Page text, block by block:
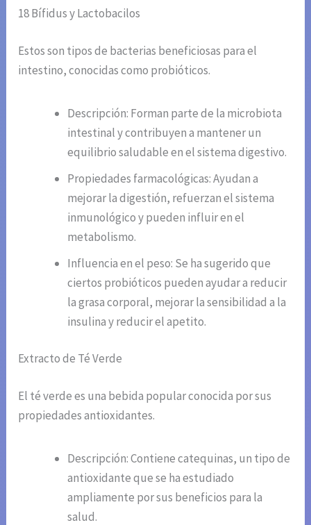
18 Bífidus y Lactobacilos
Estos son tipos de bacterias beneficiosas para el
intestino, conocidas como probióticos.
Descripción: Forman parte de la microbiota
intestinal y contribuyen a mantener un
equilibrio saludable en el sistema digestivo.
Propiedades farmacológicas: Ayudan a
mejorar la digestión, refuerzan el sistema
inmunológico y pueden influir en el
metabolismo.
Influencia en el peso: Se ha sugerido que
ciertos probióticos pueden ayudar a reducir
la grasa corporal, mejorar la sensibilidad a la
insulina y reducir el apetito.
Extracto de Té Verde
El té verde es una bebida popular conocida por sus
propiedades antioxidantes.
Descripción: Contiene catequinas, un tipo de
antioxidante que se ha estudiado
ampliamente por sus beneficios para la
salud.